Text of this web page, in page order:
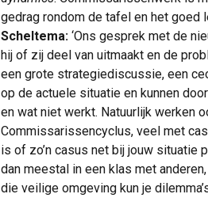
gedrag rondom de tafel en het goed
Scheltema: ‘Ons gesprek met de
hij of zij deel van uitmaakt en de
een grote strategiediscussie, een
op de actuele situatie en kunnen
en wat niet werkt. Natuurlijk werken
Commissarissencyclus, veel met
is of zo’n casus net bij jouw situatie
dan meestal in een klas met
die veilige omgeving kun je